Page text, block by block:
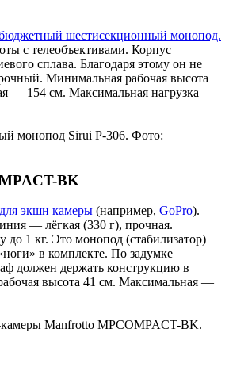
шестисекционный монопод.
с телеобъективами. Корпус
сплава. Благодаря этому он не
Минимальная рабочая высота
— 154 см. Максимальная нагрузка —
монопод Sirui P-306. Фото:
BK
экшн камеры (например, GoPro).
— лёгкая (330 г), прочная.
до 1 кг. Это монопод (стабилизатор)
в комплекте. По задумке
должен держать конструкцию в
высота 41 см. Максимальная —
Manfrotto MPCOMPACT-BK.